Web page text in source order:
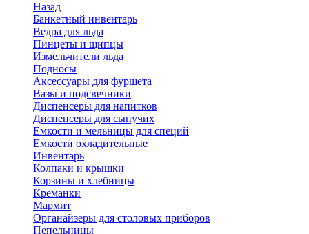
Назад
Банкетный инвентарь
Ведра для льда
Пинцеты и щипцы
Измельчители льда
Подносы
Аксессуары для фуршета
Вазы и подсвечники
Диспенсеры для напитков
Диспенсеры для сыпучих
Емкости и мельницы для специй
Емкости охладительные
Инвентарь
Колпаки и крышки
Корзины и хлебницы
Креманки
Мармит
Органайзеры для столовых приборов
Пепельницы